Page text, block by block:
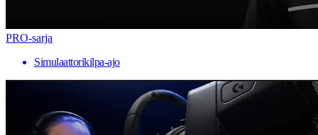
PRO-sarja
Simulaattorikilpa-ajo